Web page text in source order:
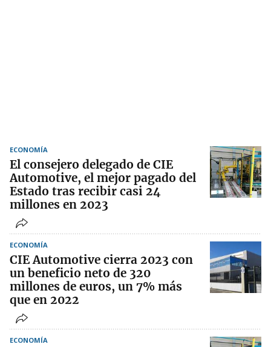
ECONOMÍA
El consejero delegado de CIE
Automotive, el mejor pagado del
Estado tras recibir casi 24
millones en 2023
ECONOMÍA
CIE Automotive cierra 2023 con
un beneficio neto de 320
millones de euros, un 7% más
que en 2022
ECONOMÍA